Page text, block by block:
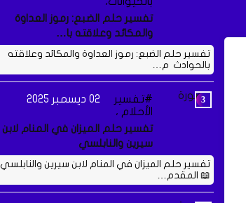
تفسير حلم الضبع: رموز العداوة
والمكائد وعلاقته با…
تفسير حلم الضبع: رموز العداوة والمكائد وعلاقته
بالحوادث م…
تفسير
الأحلام ،
02 ديسمبر 2025
تفسير حلم الميزان في المنام لابن
سيرين والنابلسي
تفسير حلم الميزان في المنام لابن سيرين والنابلسي
📖 المقدم…